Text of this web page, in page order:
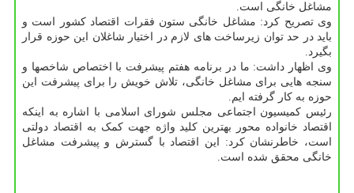
مشاغل خانگی است.
وی تصریح کرد: مشاغل خانگی ستون فقرات اقتصاد کشور است و
باید در حد توان زیرساخت های لازم در اختیار شاغلان این حوزه قرار
بگیرد.
وی اظهار داشت: ما در برنامه هفتم پیشرفت با اختصاص شاخصها و
سنجه هایی برای مشاغل خانگی، تلاش خویش را برای پیشرفت این
حوزه به کار گرفته ایم.
رئیس کمیسیون اجتماعی مجلس شورای اسلامی با اشاره به اینکه
اقتصاد خانواده محور بهترین کلید واژه جهت کمک به اقتصاد دولتی
است، خاطرنشان کرد: این اقتصاد با گسترش و پیشرفت مشاغل
خانگی محقق شده است.